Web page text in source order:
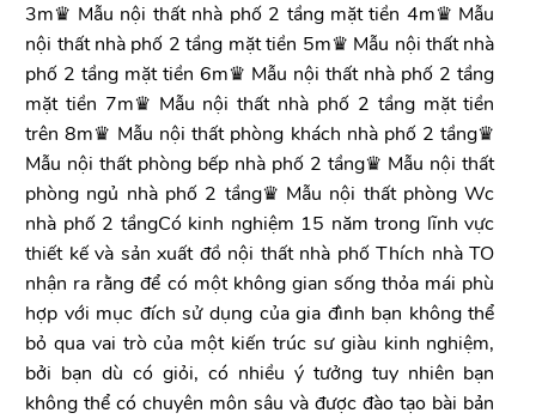
3m♛ Mẫu nội thất nhà phố 2 tầng mặt tiền 4m♛ Mẫu
nội thất nhà phố 2 tầng mặt tiền 5m♛ Mẫu nội thất nhà
phố 2 tầng mặt tiền 6m♛ Mẫu nội thất nhà phố 2 tầng
mặt tiền 7m♛ Mẫu nội thất nhà phố 2 tầng mặt tiền
trên 8m♛ Mẫu nội thất phòng khách nhà phố 2 tầng♛
Mẫu nội thất phòng bếp nhà phố 2 tầng♛ Mẫu nội thất
phòng ngủ nhà phố 2 tầng♛ Mẫu nội thất phòng Wc
nhà phố 2 tầngCó kinh nghiệm 15 năm trong lĩnh vực
thiết kế và sản xuất đồ nội thất nhà phố Thích nhà TO
nhận ra rằng để có một không gian sống thỏa mái phù
hợp với mục đích sử dụng của gia đình bạn không thể
bỏ qua vai trò của một kiến trúc sư giàu kinh nghiệm,
bởi bạn dù có giỏi, có nhiều ý tưởng tuy nhiên bạn
không thể có chuyên môn sâu và được đào tạo bài bản